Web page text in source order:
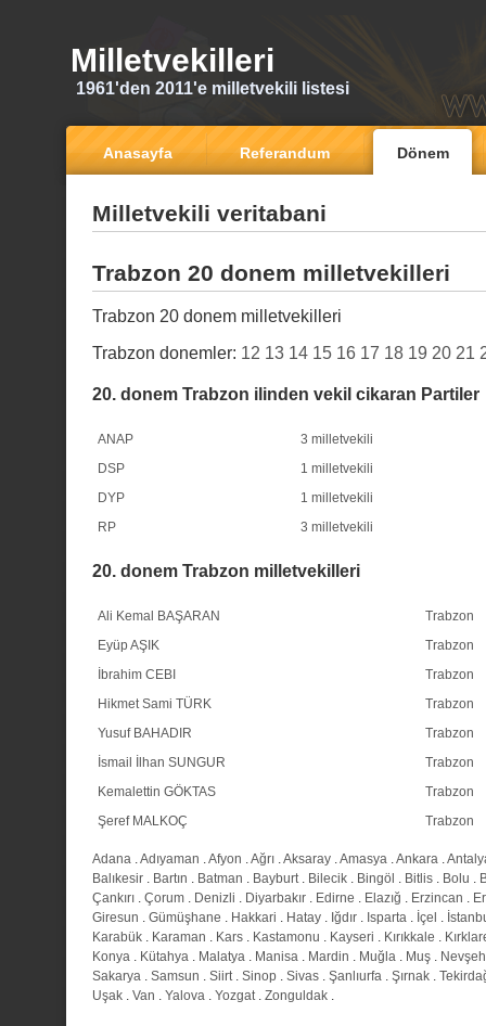
Milletvekilleri
1961'den 2011'e milletvekili listesi
Anasayfa Referandum Dönem
Milletvekili veritabani
Trabzon 20 donem milletvekilleri
Trabzon 20 donem milletvekilleri
Trabzon donemler: 12 13 14 15 16 17 18 19 20 21
20. donem Trabzon ilinden vekil cikaran Partiler
ANAP
3 milletvekili
DSP
1 milletvekili
DYP
1 milletvekili
RP
3 milletvekili
20. donem Trabzon milletvekilleri
Ali Kemal BAŞARAN
Trabzon
Eyüp AŞIK
Trabzon
İbrahim CEBI
Trabzon
Hikmet Sami TÜRK
Trabzon
Yusuf BAHADIR
Trabzon
İsmail İlhan SUNGUR
Trabzon
Kemalettin GÖKTAS
Trabzon
Şeref MALKOÇ
Trabzon
Adana .Adıyaman .Afyon .Ağrı .Aksaray .Amasya .Ankara .
Balıkesir . Bartın . Batman . Bayburt. Bilecik . Bingöl . Bitlis . Bolu .
Çankırı . Çorum . Denizli . Diyarbakır . Edirne . Elazığ . Erzincan .
Giresun . Gümüşhane . Hakkari . Hatay . Iğdır . Isparta . İçel .
Karabük . Karaman . Kars . Kastamonu . Kayseri . Kırıkkale .
Konya . Kütahya . Malatya . Manisa . Mardin . Muğla . Muş .
Sakarya . Samsun . Siirt. Sinop . Sivas . Şanlıurfa . Şırnak .
Uşak . Van . Yalova . Yozgat. Zonguldak .